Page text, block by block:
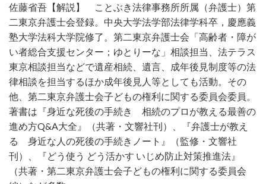
佐藤省吾【解説】 ことぶき法律事務所所属（弁護士）第
二東京弁護士会登録。中央大学法学部法律学科卒，慶應義
塾大学法科大学院修了。第二東京弁護士会「高齢者・障が
い者総合支援センター；ゆとりーな」相談担当、法テラス
東京相談担当などで遺産相続、遺言、成年後見制度等の法
律相談を担当するほか成年後見人等としても活動。その
他、第二東京弁護士会子どもの権利に関する委員会委員。
著書は『身近な死後の手続き 相続のプロが教える最善の
進め方Q&A大全』（共著・文響社刊）、『弁護士が教え
る 身近な人の死後の手続きノート』（監修・文響社
刊）、『どう使う どう活かす いじめ防止対策推進法』
（共著・第二東京弁護士会子どもの権利に関する委員会